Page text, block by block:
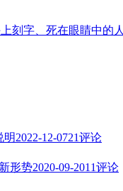
刻字、死在眼睛中的人
明2022-12-0721评论
形势2020-09-2011评论